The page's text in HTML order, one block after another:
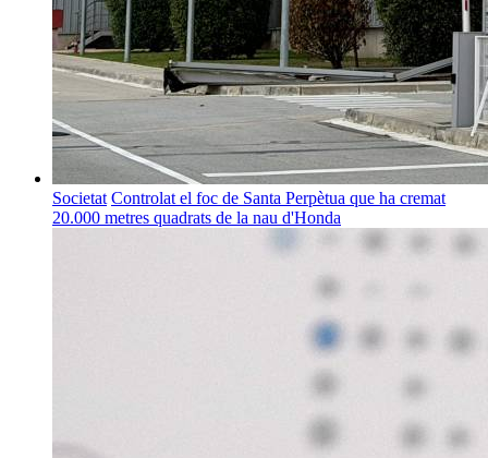
Societat Controlat el foc de Santa Perpètua que ha cremat
20.000 metres quadrats de la nau d'Honda